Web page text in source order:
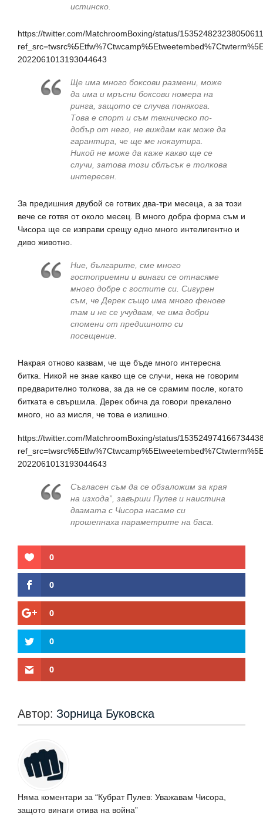
истинско.
https://twitter.com/MatchroomBoxing/status/
2022061013193044643
Ще има много боксови размени, може
да има и мръсни боксови номера на
ринга, защото се случва понякога.
Това е спорт и съм техническо по-
добър от него, не виждам как може да
гарантира, че ще ме нокаутира.
Никой не може да каже какво ще се
случи, затова този сблъсък е толкова
интересен.
За предишния двубой се готвих два-три месеца, а за този
вече се готвя от около месец. В много добра форма съм и
Чисора ще се изправи срещу едно много интелигентно и
диво животно.
Ние, българите, сме много
гостоприемни и винаги се отнасяме
много добре с гостите си. Сигурен
съм, че Дерек също има много фенове
там и не се учудвам, че има добри
спомени от предишното си
посещение.
Накрая отново казвам, че ще бъде много интересна
битка. Никой не знае какво ще се случи, нека не говорим
предварително толкова, за да не се срамим после, когато
битката е свършила. Дерек обича да говори прекалено
много, но аз мисля, че това е излишно.
https://twitter.com/MatchroomBoxing/status/
2022061013193044643
Съгласен съм да се обзаложим за края
на изхода”, завърши Пулев и наистина
двамата с Чисора насаме си
прошепнаха параметрите на баса.
0
0
0
0
0
Автор:Зорница Буковска
Няма коментари за “Кубрат Пулев: Уважавам Чисора,
защото винаги отива на война”